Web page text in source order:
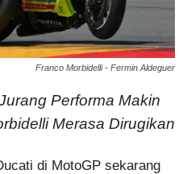
Franco Morbidelli - Fermin Aldeguer
Performa Makin
Merasa Dirugikan
di MotoGP sekarang